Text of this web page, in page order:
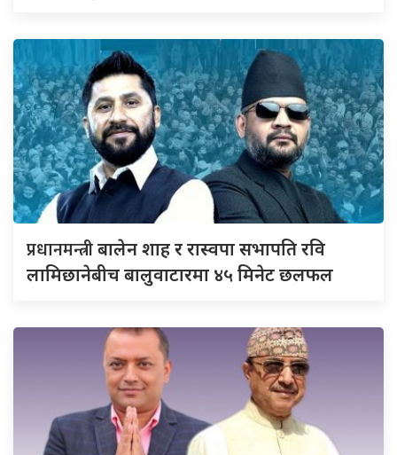
प्रधानमन्त्रीबालेन शाह र रास्वपा सभापति रवि
लामिछानेबीच बालुवाटारमा ४५ मिनेट छलफल